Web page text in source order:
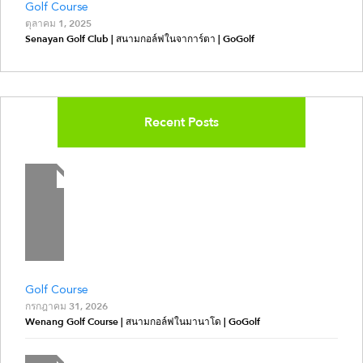
Golf Course
ตุลาคม 1, 2025
Senayan Golf Club | สนามกอล์ฟในจาการ์ตา | GoGolf
Recent Posts
Golf Course
กรกฎาคม 31, 2026
Wenang Golf Course | สนามกอล์ฟในมานาโด | GoGolf